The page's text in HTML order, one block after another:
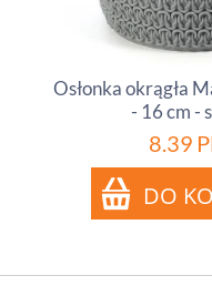
Osłonka okrągła
- 16 cm -
8.39